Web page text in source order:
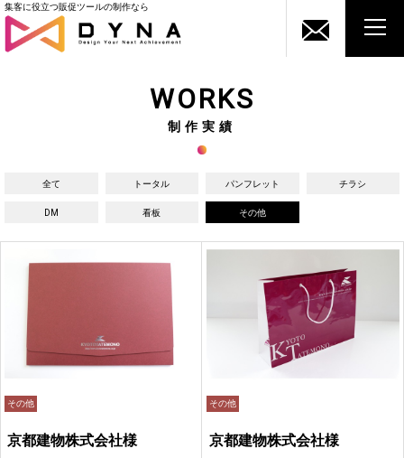
集客に役立つ販促ツールの制作なら
WORKS
制作実績
全て トータル パンフレット チラシ
DM 看板 その他
その他
京都建物株式会社様
その他
京都建物株式会社様